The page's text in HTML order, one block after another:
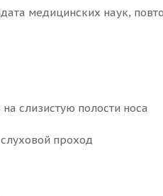
медицинских наук,
слизистую полости носа
проход